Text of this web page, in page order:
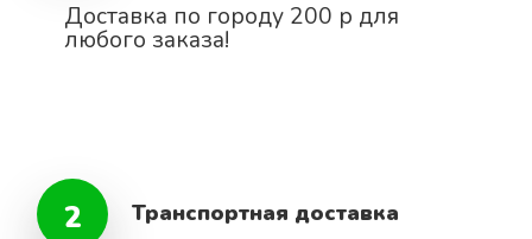
Доставка по городу 200 р для
любого заказа!
2 Транспортная доставка